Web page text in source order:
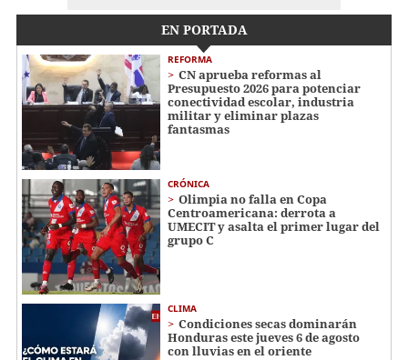
EN PORTADA
REFORMA
CN aprueba reformas al
Presupuesto 2026 para potenciar
conectividad escolar, industria
militar y eliminar plazas
fantasmas
CRÓNICA
Olimpia no falla en Copa
Centroamericana: derrota a
UMECIT y asalta el primer lugar del
grupo C
CLIMA
Condiciones secas dominarán
Honduras este jueves 6 de agosto
con lluvias en el oriente